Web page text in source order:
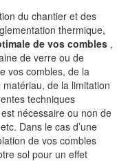
du chantier et des
thermique,
de vos combles ,
de verre ou de
vos combles, de la
de la limitation
techniques
nécessaire ou non de
Dans le cas d’une
de vos combles
sol pour un effet